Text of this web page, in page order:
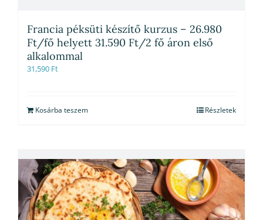
Francia péksüti készítő kurzus – 26.980
Ft/fő helyett 31.590 Ft/2 fő áron első
alkalommal
31,590 Ft
Kosárba teszem Részletek